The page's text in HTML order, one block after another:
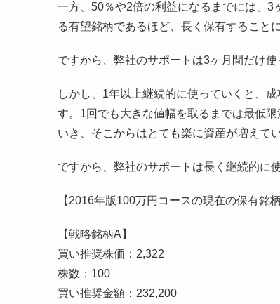
一方、50％や2倍の利益になるまでには、
る有望銘柄であるほど、長く保有すること
ですから、弊社のサポートは3ヶ月間だけ
しかし、1年以上継続的に使っていくと、
す。1回でも大きな値幅を取るまでは最低
いき、そこからはとても楽に資産が増えて
ですから、弊社のサポートは長く継続的に
【2016年版100万円コースの現在の保有銘柄
【戦略銘柄A】
買い推奨株価：2,322
株数：100
買い推奨金額：232,200